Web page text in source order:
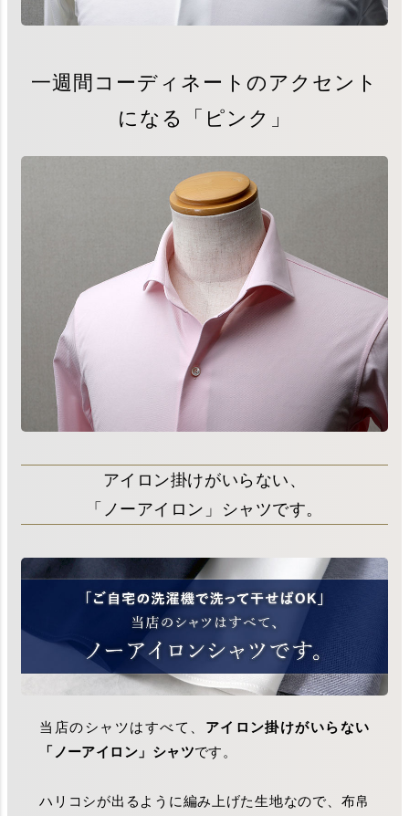
一週間コーディネートのアクセント
になる「ピンク」
アイロン掛けがいらない、
「ノーアイロン」シャツです。
当店のシャツはすべて、 アイロン掛けがいらない
「ノーアイロン」シャツです。
ハリコシが出るように編み上げた生地なので、布帛